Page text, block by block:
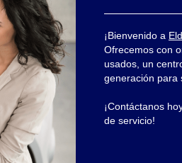
¡Bienvenido a
Ofrecemos con
usados, un
generación para
¡Contáctanos
de servicio!